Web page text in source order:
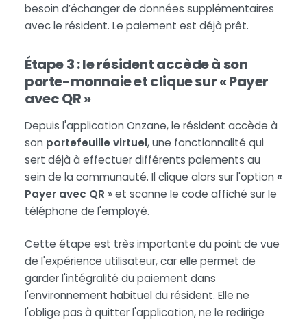
besoin d’échanger de données supplémentaires
avec le résident. Le paiement est déjà prêt.
Étape 3 : le résident accède à son
porte-monnaie et clique sur « Payer
avec QR »
Depuis l'application Onzane, le résident accède à
son portefeuille virtuel, une fonctionnalité qui
sert déjà à effectuer différents paiements au
sein de la communauté. Il clique alors sur l'option «
Payer avec QR » et scanne le code affiché sur le
téléphone de l'employé.
Cette étape est très importante du point de vue
de l'expérience utilisateur, car elle permet de
garder l'intégralité du paiement dans
l'environnement habituel du résident. Elle ne
l'oblige pas à quitter l'application, ne le redirige